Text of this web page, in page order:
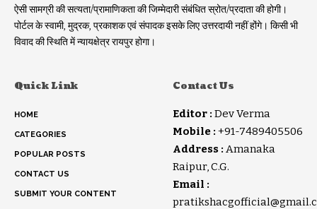
ऐसी सामग्री की सत्यता/प्रामाणिकता की जिम्मेदारी संबंधित स्रोत/प्रदाता की होगी।
पोर्टल के स्वामी, मुद्रक, प्रकाशक एवं संपादक इसके लिए उत्तरदायी नहीं होंगे। किसी भी
विवाद की स्थिति में न्यायक्षेत्र रायपुर होगा।
Quick Link
HOME
CATEGORIES
POPULAR POSTS
CONTACT US
SUBMIT YOUR CONTENT
Contact Us
Editor : Dev Verma
Mobile : +91-7489405506
Address : Amanaka
Raipur, C.G.
Email :